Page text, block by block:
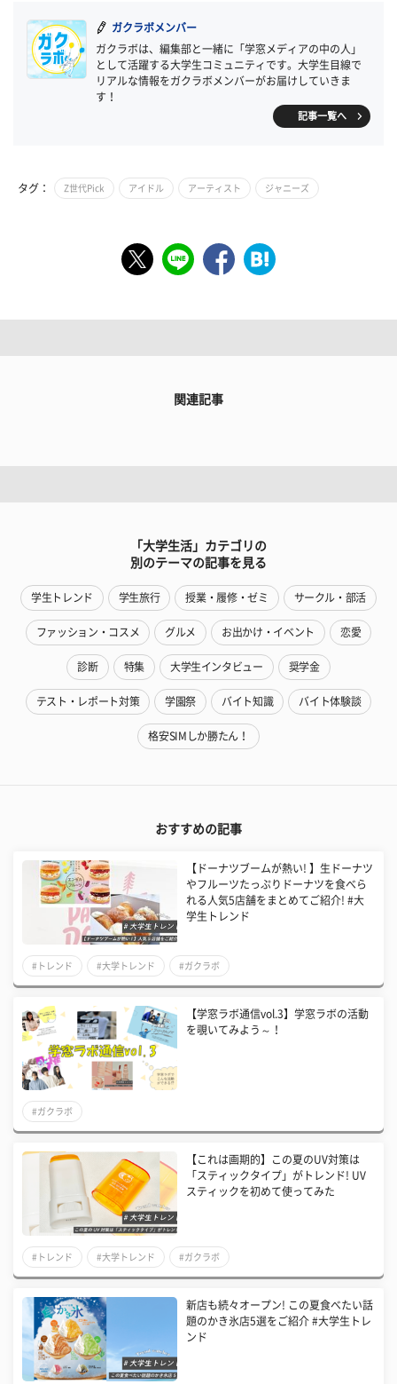
ガクラボメンバー
ガクラボは、編集部と一緒に「学窓メディアの中の人」
として活躍する大学生コミュニティです。大学生目線で
リアルな情報をガクラボメンバーがお届けしていきま
す！
記事一覧へ
タグ： Z世代Pick アイドル アーティスト ジャニーズ
関連記事
「大学生活」カテゴリの
別のテーマの記事を見る
学生トレンド 学生旅行 授業・履修・ゼミ サークル・部活
ファッション・コスメ グルメ お出かけ・イベント 恋愛
診断 特集 大学生インタビュー 奨学金
テスト・レポート対策 学園祭 バイト知識 バイト体験談
格安SIMしか勝たん！
おすすめの記事
【ドーナツブームが熱い! 】生ドーナツ
やフルーツたっぷりドーナツを食べら
れる人気5店舗をまとめてご紹介! #大
学生トレンド
#トレンド #大学トレンド #ガクラボ
【学窓ラボ通信vol.3】学窓ラボの活動
を覗いてみよう～！
#ガクラボ
【これは画期的】この夏のUV対策は
「スティックタイプ」がトレンド! UV
スティックを初めて使ってみた
#トレンド #大学トレンド #ガクラボ
新店も続々オープン! この夏食べたい話
題のかき氷店5選をご紹介 #大学生トレ
ンド